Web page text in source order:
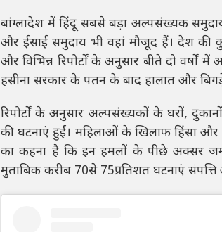
बांग्लादेश में हिंदू सबसे बड़ा अल्पसंख्यक
और ईसाई समुदाय भी वहां मौजूद हैं। देश की
और विभिन्न रिपोर्टों के अनुसार बीते दो
हसीना सरकार के पतन के बाद हालात और
रिपोर्टों के अनुसार अल्पसंख्यकों के घरों,
की घटनाएं हुईं। महिलाओं के खिलाफ हिंसा और
का कहना है कि इन हमलों के पीछे अक्सर
मुताबिक करीब 70से 75प्रतिशत घटनाएं